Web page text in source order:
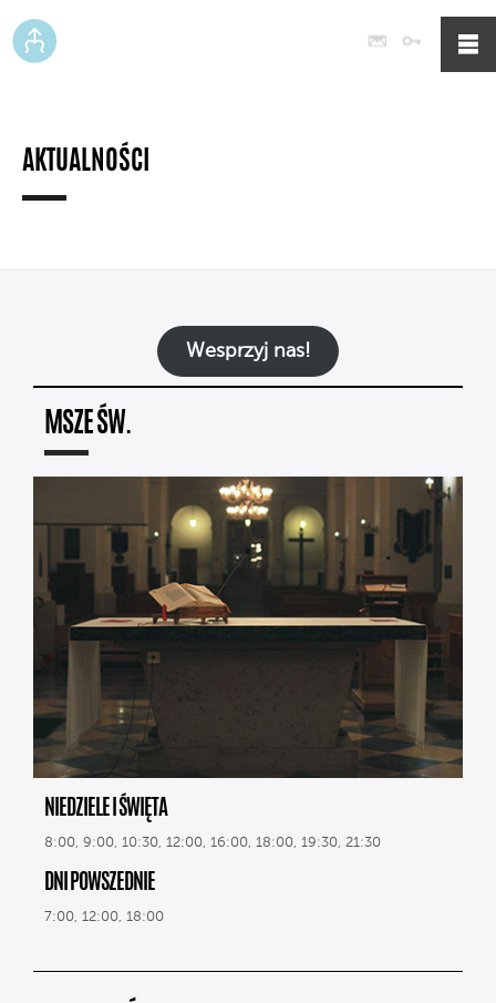
Poczta
AKTUALNOŚCI
Wesprzyj nas!
MSZE ŚW.
NIEDZIELE I ŚWIĘTA
8:00, 9:00, 10:30, 12:00, 16:00, 18:00, 19:30, 21:30
DNI POWSZEDNIE
7:00, 12:00, 18:00